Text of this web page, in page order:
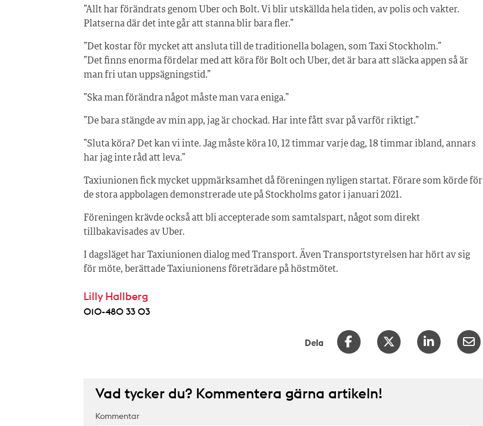
”Allt har förändrats genom Uber och Bolt. Vi blir utskällda hela tiden, av polis och vakter.
Platserna där det inte går att stanna blir bara fler.”
”Det kostar för mycket att ansluta till de traditionella bolagen, som Taxi Stockholm.”
”Det finns enorma fördelar med att köra för Bolt och Uber, det är bara att släcka appen så är
man fri utan uppsägningstid.”
”Ska man förändra något måste man vara eniga.”
”De bara stängde av min app, jag är chockad. Har inte fått svar på varför riktigt.”
”Sluta köra? Det kan vi inte. Jag måste köra 10, 12 timmar varje dag, 18 timmar ibland, annars
har jag inte råd att leva.”
Taxiunionen fick mycket uppmärksamhet då föreningen nyligen startat. Förare som körde för
de stora appbolagen demonstrerade ute på Stockholms gator i januari 2021.
Föreningen krävde också att bli accepterade som samtalspart, något som direkt
tillbakavisades av Uber.
I dagsläget har Taxiunionen dialog med Transport. Även Transportstyrelsen har hört av sig
för möte, berättade Taxiunionens företrädare på höstmötet.
Lilly Hallberg
010-480 33 03
Dela
Vad tycker du? Kommentera gärna artikeln!
Kommentar